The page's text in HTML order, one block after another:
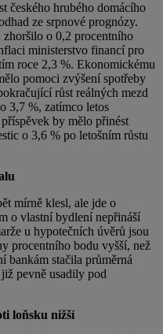
českého hrubého domácího
ze srpnové prognózy.
o 0,2 procentního
ministerstvo financí pro
roce 2,3 %. Ekonomickému
pomoci zvýšení spotřeby
růst reálných mezd
3,7 %, zatímco letos
by mělo přinést
o 3,6 % po letošním růstu
mírně klesl, ale jde o
o vlastní bydlení nepřináší
u hypotečních úvěrů jsou
procentního bodu vyšší, než
bankám stačila průměrná
pevně usadily pod
loňsku nižší